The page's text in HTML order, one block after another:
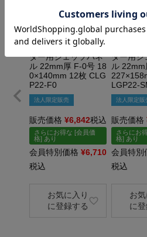
クレサン UVプリン
ター用ジェッソパネ
ル 22mm厚 F-0号 18
0×140mm 12枚 CLG
P22-F0
法人限定販売
販売価格 ¥6,842税込
さらにお得な [会員価
格] あり
会員特別価格 ¥6,710
税込
お気に入り
に登録する
ター用ジ
ル
LGP22-
法人限定販
販売価格
さらにお
格] あり
会員特別
税込
お
に